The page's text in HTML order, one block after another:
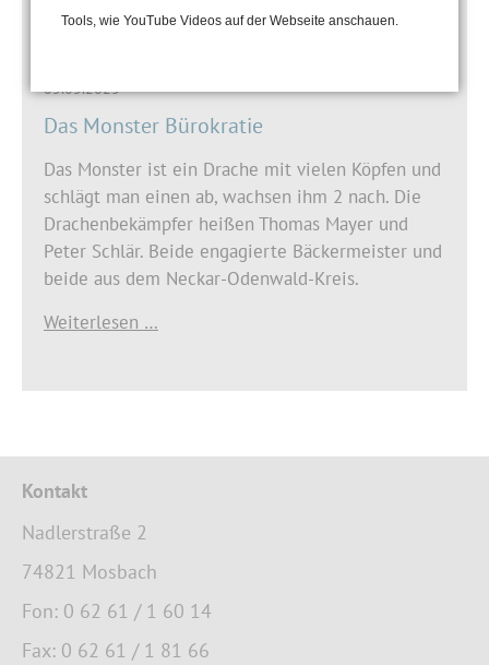
Weiterlesen …
05.05.2023
Das Monster Bürokratie
Das Monster ist ein Drache mit vielen Köpfen und
schlägt man einen ab, wachsen ihm 2 nach. Die
Drachenbekämpfer heißen Thomas Mayer und
Peter Schlär. Beide engagierte Bäckermeister und
beide aus dem Neckar-Odenwald-Kreis.
Weiterlesen …
Kontakt
Nadlerstraße 2
74821 Mosbach
Fon: 0 62 61 / 1 60 14
Fax: 0 62 61 / 1 81 66
Tools, wie YouTube Videos auf der Webseite anschauen.